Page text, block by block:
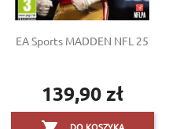
EA Sports MADDEN NFL 25
Cena
139,90 zł
DO KOSZYKA